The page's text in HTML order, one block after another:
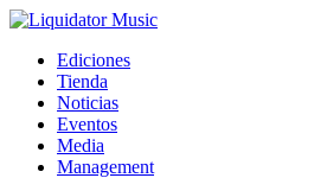
Ediciones
Tienda
Noticias
Eventos
Media
Management